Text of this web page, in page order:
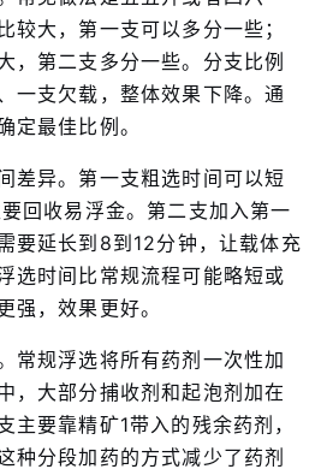
较大，第一支可以多分一些；
，第二支多分一些。分支比例
一支欠载，整体效果下降。通
定最佳比例。
差异。第一支粗选时间可以短
回收易浮金。第二支加入第一
要延长到8到12分钟，让载体充
选时间比常规流程可能略短或
强，效果更好。
常规浮选将所有药剂一次性加
，大部分捕收剂和起泡剂加在
主要靠精矿1带入的残余药剂，
种分段加药的方式减少了药剂